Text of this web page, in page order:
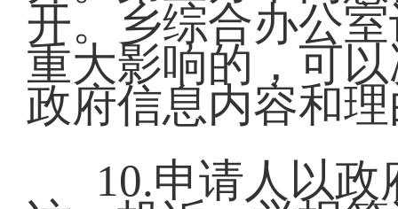
开。乡综合办公
重大影响的，可
政府信息内容和
10.申请人以